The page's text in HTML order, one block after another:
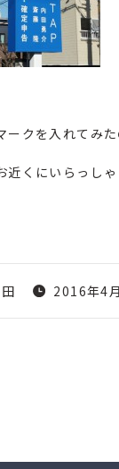
ークを入れてみ
近くにいらっし
2016年4